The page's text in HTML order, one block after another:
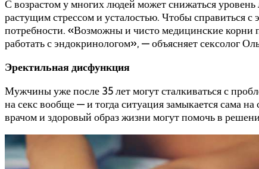
С возрастом у многих людей может снижаться
растущим стрессом и усталостью. Чтобы справиться
потребности. «Возможны и чисто медицинские корни
работать с эндокринологом», — объясняет сексолог
Эректильная дисфункция
Мужчины уже после 35 лет могут сталкиваться с
на секс вообще — и тогда ситуация замыкается сама
врачом и здоровый образ жизни могут помочь в